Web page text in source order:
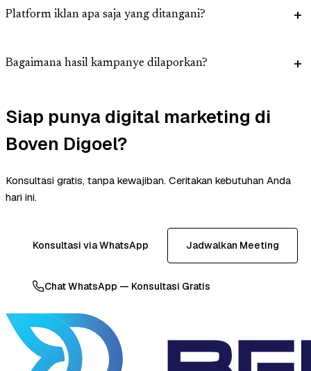
Platform iklan apa saja yang ditangani?
Bagaimana hasil kampanye dilaporkan?
Siap punya digital marketing di
Boven Digoel?
Konsultasi gratis, tanpa kewajiban. Ceritakan kebutuhan Anda
hari ini.
Konsultasi via WhatsApp Jadwalkan Meeting
Chat WhatsApp — Konsultasi Gratis